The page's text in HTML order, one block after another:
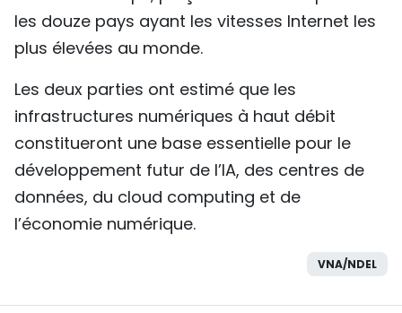
les douze pays ayant les vitesses Internet les
plus élevées au monde.
Les deux parties ont estimé que les
infrastructures numériques à haut débit
constitueront une base essentielle pour le
développement futur de l’IA, des centres de
données, du cloud computing et de
l’économie numérique.
VNA/NDEL